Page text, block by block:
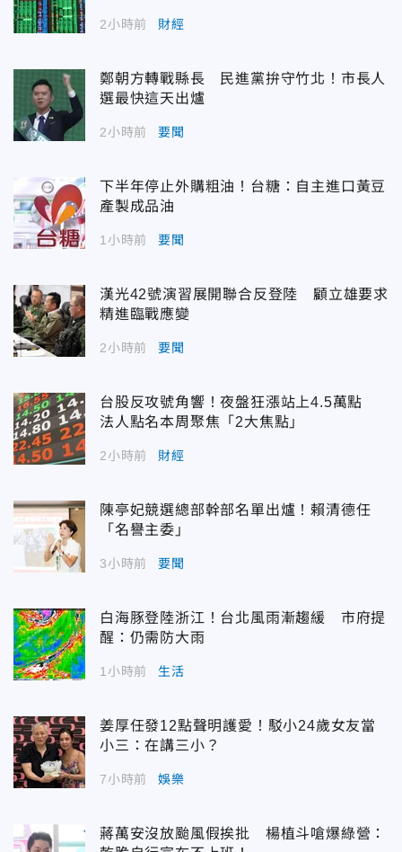
2小時前 財經
鄭朝方轉戰縣長 民進黨拚守竹北！市長人
選最快這天出爐
2小時前 要聞
下半年停止外購粗油！台糖：自主進口黃豆
產製成品油
1小時前 要聞
漢光42號演習展開聯合反登陸 顧立雄要求
精進臨戰應變
2小時前 要聞
台股反攻號角響！夜盤狂漲站上4.5萬點
法人點名本周聚焦「2大焦點」
2小時前 財經
陳亭妃競選總部幹部名單出爐！賴清德任
「名譽主委」
3小時前 要聞
白海豚登陸浙江！台北風雨漸趨緩 市府提
醒：仍需防大雨
1小時前 生活
姜厚任發12點聲明護愛！駁小24歲女友當
小三：在講三小？
7小時前 娛樂
蔣萬安沒放颱風假挨批 楊植斗嗆爆綠營：